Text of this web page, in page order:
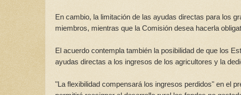
En cambio, la limitación de las ayudas directas para los
miembros, mientras que la Comisión desea hacerla
El acuerdo contempla también la posibilidad de que los
ayudas directas a los ingresos de los agricultores y la
"La flexibilidad compensará los ingresos perdidos" en el